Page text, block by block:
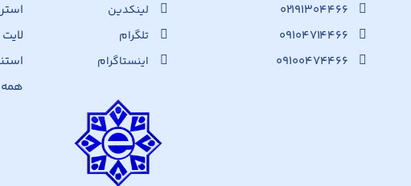
همه
لینکدین
تلگرام
اینستاگرام
۰۲۱۹۱۳۰۴۴۶۶
۰۹۱۰۴۷۱۴۴۶۶
۰۹۱۰۰۴۷۴۴۶۶